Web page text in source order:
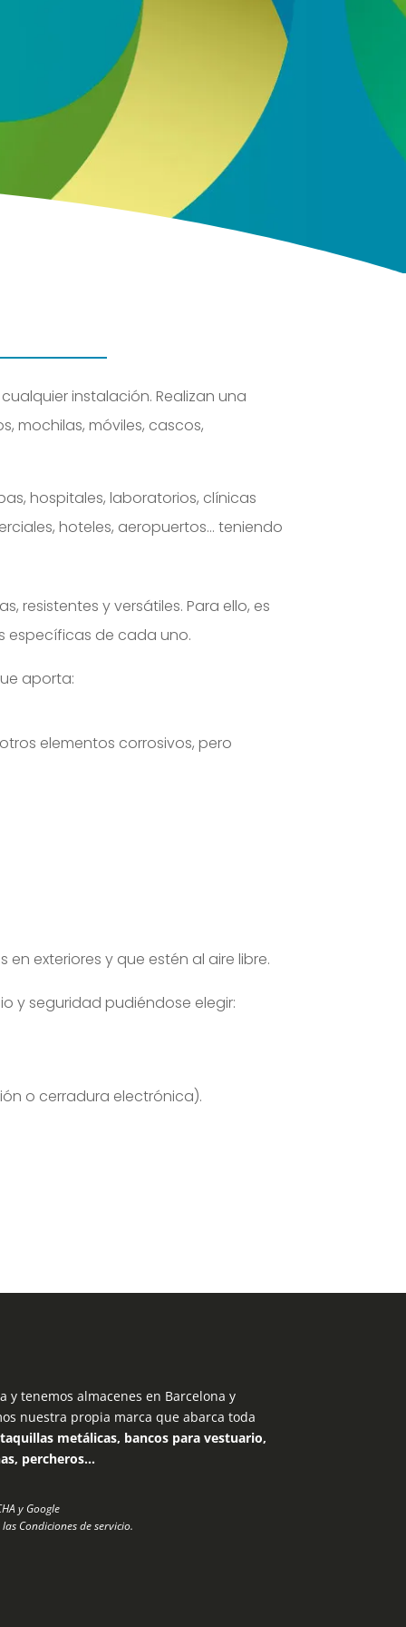
nuestro sector en base a nuestra
ENVIAR
instalación. Realizan una
mochilas, móviles, cascos,
hospitales, laboratorios, clínicas
hoteles, aeropuertos… teniendo
resistentes y versátiles. Para ello, es
específicas de cada uno.
aporta:
elementos corrosivos, pero
exteriores y que estén al aire libre.
y seguridad pudiéndose elegir:
o cerradura electrónica).
y tenemos almacenes en Barcelona y
nuestra propia marca que abarca toda
taquillas metálicas, bancos para vestuario,
percheros…
y Google
Condiciones de servicio.